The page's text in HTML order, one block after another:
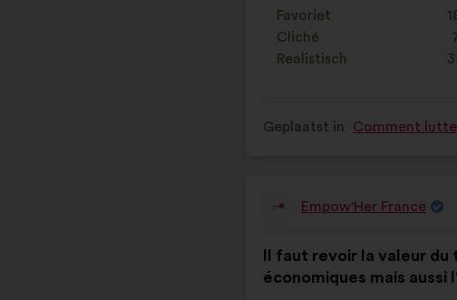
:is
gekwalificeerd
als:
Favoriet
:keer
Cliché
:keer
Realistisch
:keer
Geplaatst in Comment
Voorstel
Empow'Her France
van
het
Il faut revoir la valeur
économiques mais
de
volgende